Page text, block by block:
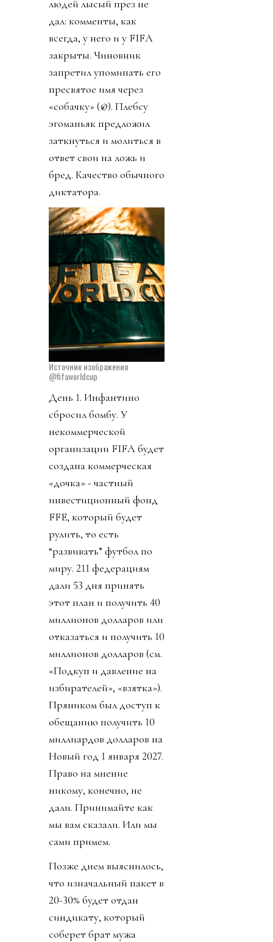
людей лысый през не
дал: комменты, как
всегда, у него и у FIFA
закрыты. Чиновник
запретил упоминать его
пресвятое имя через
«собачку» (@). Плебсу
эгоманьяк предложил
заткнуться и молиться в
ответ свои на ложь и
бред. Качество обычного
диктатора.
Источник изображения
@fifaworldcup
День 1. Инфантино
сбросил бомбу. У
некоммерческой
организации FIFA будет
создана коммерческая
«дочка» - частный
инвестиционный фонд
FFE, который будет
рулить, то есть
“развивать” футбол по
миру. 211 федерациям
дали 53 дня принять
этот план и получить 40
миллионов долларов или
отказаться и получить 10
миллионов долларов (см.
«Подкуп и давление на
избирателей», «взятка»).
Пряником был доступ к
обещанию получить 10
миллиардов долларов на
Новый год 1 января 2027.
Право на мнение
никому, конечно, не
дали. Принимайте как
мы вам сказали. Или мы
сами примем.
Позже днем выяснилось,
что изначальный пакет в
20-30% будет отдан
синдикату, который
соберет брат мужа